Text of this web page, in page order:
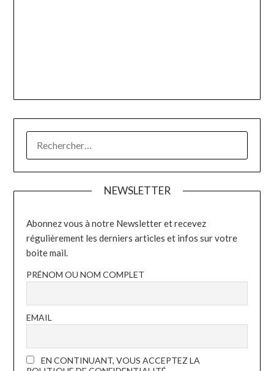
NEWSLETTER
Abonnez vous à notre Newsletter et recevez
régulièrement les derniers articles et infos sur votre
boite mail.
PRÉNOM OU NOM COMPLET
EMAIL
EN CONTINUANT, VOUS ACCEPTEZ LA